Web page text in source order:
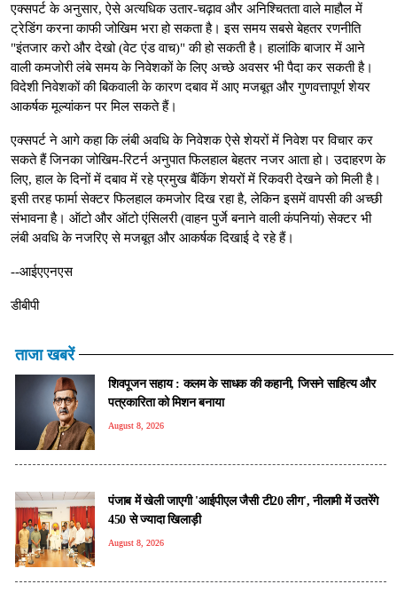
एक्सपर्ट के अनुसार, ऐसे अत्यधिक उतार-चढ़ाव और अनिश्चितता वाले माहौल में
ट्रेडिंग करना काफी जोखिम भरा हो सकता है। इस समय सबसे बेहतर रणनीति
"इंतजार करो और देखो (वेट एंड वाच)" की हो सकती है। हालांकि बाजार में आने
वाली कमजोरी लंबे समय के निवेशकों के लिए अच्छे अवसर भी पैदा कर सकती है।
विदेशी निवेशकों की बिकवाली के कारण दबाव में आए मजबूत और गुणवत्तापूर्ण शेयर
आकर्षक मूल्यांकन पर मिल सकते हैं।
एक्सपर्ट ने आगे कहा कि लंबी अवधि के निवेशक ऐसे शेयरों में निवेश पर विचार कर
सकते हैं जिनका जोखिम-रिटर्न अनुपात फिलहाल बेहतर नजर आता हो। उदाहरण के
लिए, हाल के दिनों में दबाव में रहे प्रमुख बैंकिंग शेयरों में रिकवरी देखने को मिली है।
इसी तरह फार्मा सेक्टर फिलहाल कमजोर दिख रहा है, लेकिन इसमें वापसी की अच्छी
संभावना है। ऑटो और ऑटो एंसिलरी (वाहन पुर्जे बनाने वाली कंपनियां) सेक्टर भी
लंबी अवधि के नजरिए से मजबूत और आकर्षक दिखाई दे रहे हैं।
--आईएएनएस
डीबीपी
ताजा खबरें
शिवपूजन सहाय : कलम के साधक की कहानी, जिसने साहित्य और
पत्रकारिता को मिशन बनाया
August 8, 2026
पंजाब में खेली जाएगी 'आईपीएल जैसी टी20 लीग', नीलामी में उतरेंगे
450 से ज्यादा खिलाड़ी
August 8, 2026